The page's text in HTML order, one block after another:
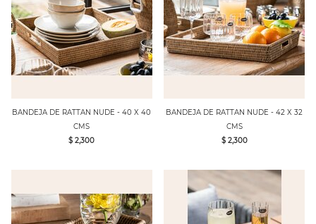
BANDEJA DE RATTAN NUDE - 40 X 40
CMS
$ 2,300
BANDEJA DE RATTAN NUDE - 42 X 32
CMS
$ 2,300